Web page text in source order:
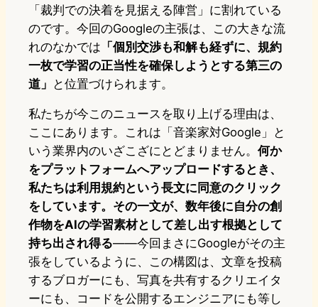
「裁判での決着を見据える陣営」に割れている
のです。今回のGoogleの主張は、この大きな流
れのなかでは 「個別交渉も和解も経ずに、規約
一枚で学習の正当性を確保しようとする第三の
道」 と位置づけられます。
私たちが今このニュースを取り上げる理由は、
ここにあります。これは「音楽家対Google」と
いう業界内のいざこざにとどまりません。 何か
をプラットフォームへアップロードするとき、
私たちは利用規約という長文に同意のクリック
をしています。その一文が、数年後に自分の創
作物をAIの学習素材として差し出す根拠として
持ち出され得る――今回まさにGoogleがその主
張をしているように、この構図は、文章を投稿
するブロガーにも、写真を共有するクリエイタ
ーにも、コードを公開するエンジニアにも等し